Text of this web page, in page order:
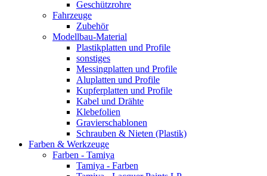
Geschützrohre
Fahrzeuge
Zubehör
Modellbau-Material
Plastikplatten und Profile
sonstiges
Messingplatten und Profile
Aluplatten und Profile
Kupferplatten und Profile
Kabel und Drähte
Klebefolien
Gravierschablonen
Schrauben & Nieten (Plastik)
Farben & Werkzeuge
Farben - Tamiya
Tamiya - Farben